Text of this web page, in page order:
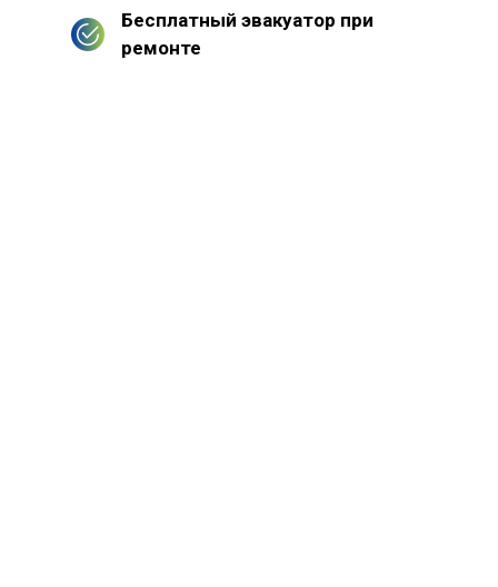
Бесплатный эвакуатор при
ремонте